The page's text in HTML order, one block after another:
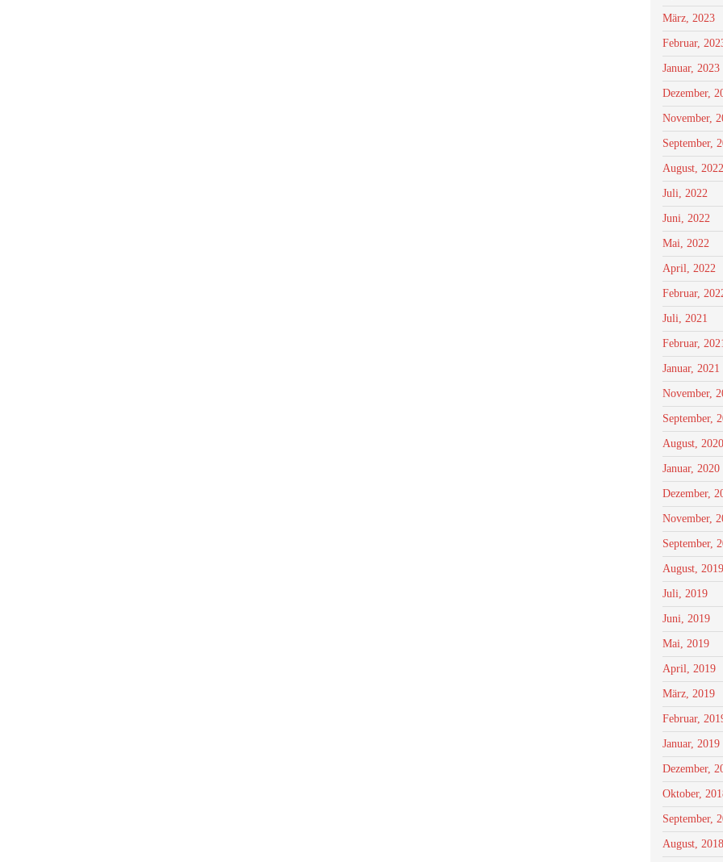
März, 2023
Februar,
Januar, 2023
Dezember,
November,
September,
August, 2022
Juli, 2022
Juni, 2022
Mai, 2022
April, 2022
Februar,
Juli, 2021
Februar,
Januar, 2021
November,
September,
August, 2020
Januar, 2020
Dezember,
November,
September,
August, 2019
Juli, 2019
Juni, 2019
Mai, 2019
April, 2019
März, 2019
Februar,
Januar, 2019
Dezember,
Oktober,
September,
August, 2018